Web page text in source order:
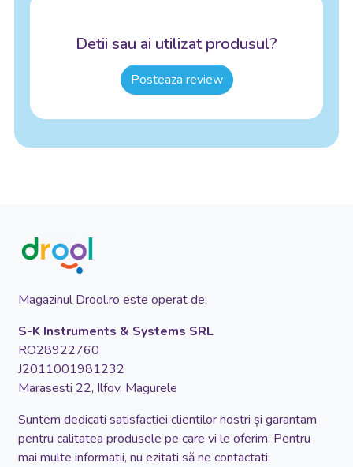
Detii sau ai utilizat produsul?
Posteaza review
Magazinul Drool.ro este operat de:
S-K Instruments & Systems SRL
RO28922760
J2011001981232
Marasesti 22, Ilfov, Magurele
Suntem dedicati satisfactiei clientilor nostri și garantam
pentru calitatea produsele pe care vi le oferim. Pentru
mai multe informatii, nu ezitati să ne contactati: